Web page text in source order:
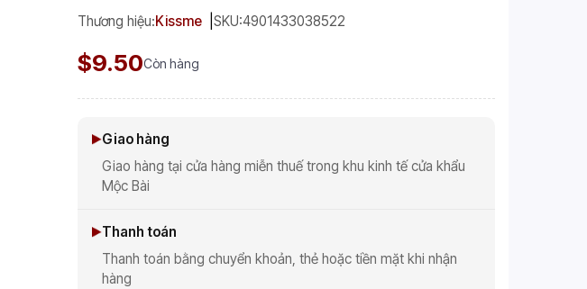
Thương hiệu:Kissme SKU:4901433038522
$9.50Còn hàng
Giao hàng
Giao hàng tại cửa hàng miễn thuế trong khu kinh tế cửa khẩu
Mộc Bài
Thanh toán
Thanh toán bằng chuyển khoản, thẻ hoặc tiền mặt khi nhận
hàng